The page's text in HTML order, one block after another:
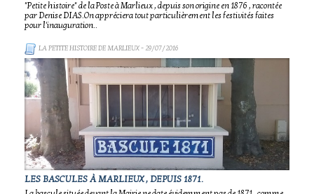
"Petite histoire" de la Poste à Marlieux , depuis son origine en 1876 , racontée
par Denise DIAS.On appréciera tout particulièrement les festivités faites
pour l'inauguration..
LA PETITE HISTOIRE DE MARLIEUX- 29/07/2016
LES BASCULES À MARLIEUX , DEPUIS 1871.